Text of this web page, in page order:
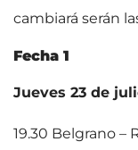
cambiará serán
Fecha 1
Jueves 23 de
19.30 Belgrano –